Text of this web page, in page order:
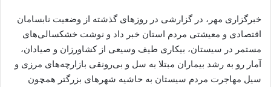
خبرگزاری مهر، در گزارشی در روزهای گذشته از وضعیت نابسامان
اقتصادی و معیشتی مردم استان خبر داد و نوشت خشکسالی‌های
مستمر در سیستان، بیکاری طیف وسیعی از کشاورزان و صیادان،
آمار رو به رشد بیماران مبتلا به سل و بی‌رونقی بازارچه‌های مرزی و
سیل مهاجرت مردم سیستان به حاشیه شهرهای بزرگتر همچون